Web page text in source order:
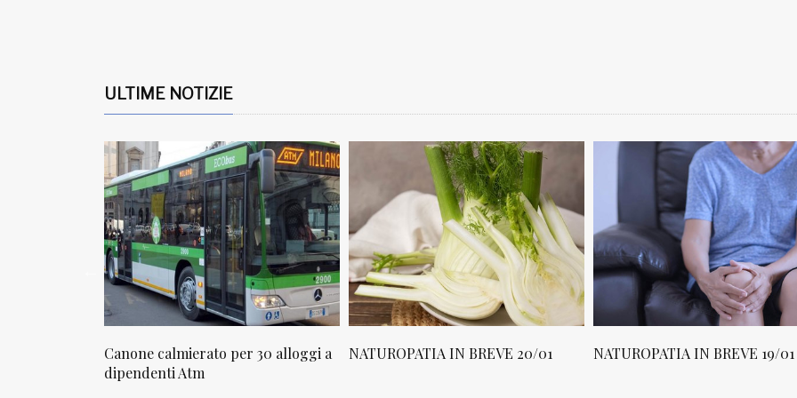
ULTIME NOTIZIE
NATUROPATIA IN BREVE 20/01 NATUROPATIA IN BREVE 19/01 NATUROPATIA IN BREVE 18/01